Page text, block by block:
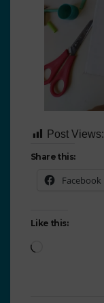
Post Views:
Share this:
Facebook
Like this: